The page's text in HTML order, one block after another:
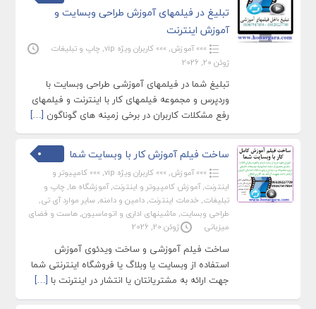
تبلیغ در فیلمهای آموزش طراحی وبسایت و
آموزش اینترنت
»»» آموزش, »»» کاربران ویژه vip , چاپ و تبلیغات
ژوئن 20, 2026
تبلیغ شما در فیلمهای آموزشی طراحی وبسایت با
وردپرس و مجموعه فیلمهای کار با اینترنت و فیلمهای
رفع مشکلات کاربران در برخی زمینه های گوناگون […]
ساخت فیلم آموزش کار با وبسایت شما
»»» آموزش, »»» کاربران ویژه vip , »»» کامپیوتر و
اینترنت,آموزش کامپیوتر و اینترنت,آموزشگاه ها, چاپ و
تبلیغات, خدمات اینترنت, دامین و دامنه, سایر موارد آی تی,
طراحی وبسایت, ماشینهای اداری و اتوماسیون, هاست و فضای
میزبانی
ژوئن 20, 2026
ساخت فیلم آموزشی و ساخت ویدئوی آموزش
استفاده از وبسایت یا وبلاگ یا فروشگاه اینترنتی شما
جهت ارائه به مشتریانتان یا انتشار در اینترنت با […]